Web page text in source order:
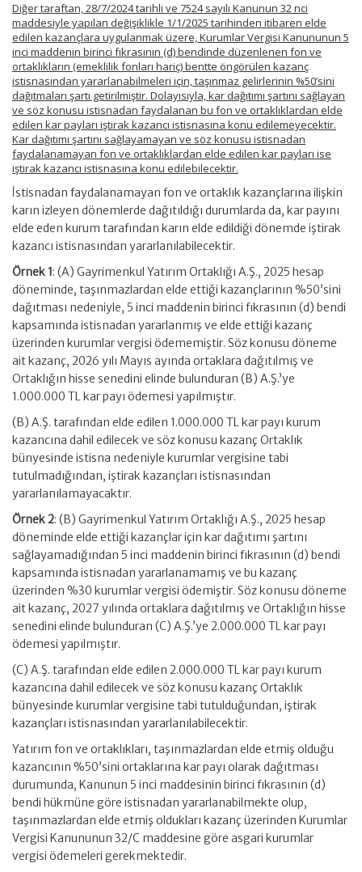
Diğer taraftan, 28/7/2024 tarihli ve 7524 sayılı Kanunun 32 nci
maddesiyle yapılan değişiklikle 1/1/2025 tarihinden itibaren elde
edilen kazançlara uygulanmak üzere, Kurumlar Vergisi Kanununun 5
inci maddenin birinci fıkrasının (d) bendinde düzenlenen fon ve
ortaklıkların (emeklilik fonları hariç) bentte öngörülen kazanç
istisnasından yararlanabilmeleri için, taşınmaz gelirlerinin %50’sini
dağıtmaları şartı getirilmiştir. Dolayısıyla, kar dağıtımı şartını sağlayan
ve söz konusu istisnadan faydalanan bu fon ve ortaklıklardan elde
edilen kar payları iştirak kazancı istisnasına konu edilemeyecektir.
Kar dağıtımı şartını sağlayamayan ve söz konusu istisnadan
faydalanamayan fon ve ortaklıklardan elde edilen kar payları ise
iştirak kazancı istisnasına konu edilebilecektir.
İstisnadan faydalanamayan fon ve ortaklık kazançlarına ilişkin
karın izleyen dönemlerde dağıtıldığı durumlarda da, kar payını
elde eden kurum tarafından karın elde edildiği dönemde iştirak
kazancı istisnasından yararlanılabilecektir.
Örnek1: (A) Gayrimenkul Yatırım Ortaklığı A.Ş., 2025 hesap
döneminde, taşınmazlardan elde ettiği kazançlarının %50’sini
dağıtması nedeniyle, 5 inci maddenin birinci fıkrasının (d) bendi
kapsamında istisnadan yararlanmış ve elde ettiği kazanç
üzerinden kurumlar vergisi ödememiştir. Söz konusu döneme
ait kazanç, 2026 yılı Mayıs ayında ortaklara dağıtılmış ve
Ortaklığın hisse senedini elinde bulunduran (B) A.Ş.’ye
1.000.000 TL kar payı ödemesi yapılmıştır.
(B) A.Ş. tarafından elde edilen 1.000.000 TL kar payı kurum
kazancına dahil edilecek ve söz konusu kazanç Ortaklık
bünyesinde istisna nedeniyle kurumlar vergisine tabi
tutulmadığından, iştirak kazançları istisnasından
yararlanılamayacaktır.
Örnek 2: (B) Gayrimenkul Yatırım Ortaklığı A.Ş., 2025 hesap
döneminde elde ettiği kazançlar için kar dağıtımı şartını
sağlayamadığından 5 inci maddenin birinci fıkrasının (d) bendi
kapsamında istisnadan yararlanamamış ve bu kazanç
üzerinden %30 kurumlar vergisi ödemiştir. Söz konusu döneme
ait kazanç, 2027 yılında ortaklara dağıtılmış ve Ortaklığın hisse
senedini elinde bulunduran (C) A.Ş.’ye 2.000.000 TL kar payı
ödemesi yapılmıştır.
(C) A.Ş. tarafından elde edilen 2.000.000 TL kar payı kurum
kazancına dahil edilecek ve söz konusu kazanç Ortaklık
bünyesinde kurumlar vergisine tabi tutulduğundan, iştirak
kazançları istisnasından yararlanılabilecektir.
Yatırım fon ve ortaklıkları, taşınmazlardan elde etmiş olduğu
kazancının %50’sini ortaklarına kar payı olarak dağıtması
durumunda, Kanunun 5 inci maddesinin birinci fıkrasının (d)
bendi hükmüne göre istisnadan yararlanabilmekte olup,
taşınmazlardan elde etmiş oldukları kazanç üzerinden Kurumlar
Vergisi Kanununun 32/C maddesine göre asgari kurumlar
vergisi ödemeleri gerekmektedir.